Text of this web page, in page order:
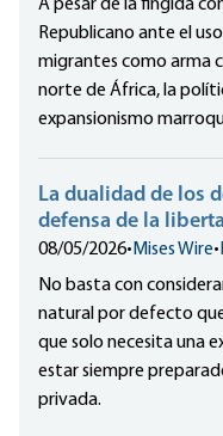
A pesar de la fingida
Republicano ante el
migrantes como arma
norte de África, la
expansionismo
La dualidad de los
defensa de la
08/05/2026• Mises Wire•
No basta con
natural por defecto
que solo necesita una
estar siempre
privada.